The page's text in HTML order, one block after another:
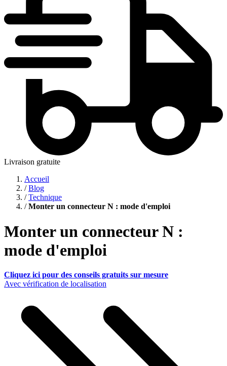
Livraison gratuite
Accueil
/Blog
/Technique
/Monter un connecteur N : mode d'emploi
Monter un connecteur N :
mode d'emploi
Cliquez ici pour des conseils gratuits sur mesure
Avec vérification de localisation